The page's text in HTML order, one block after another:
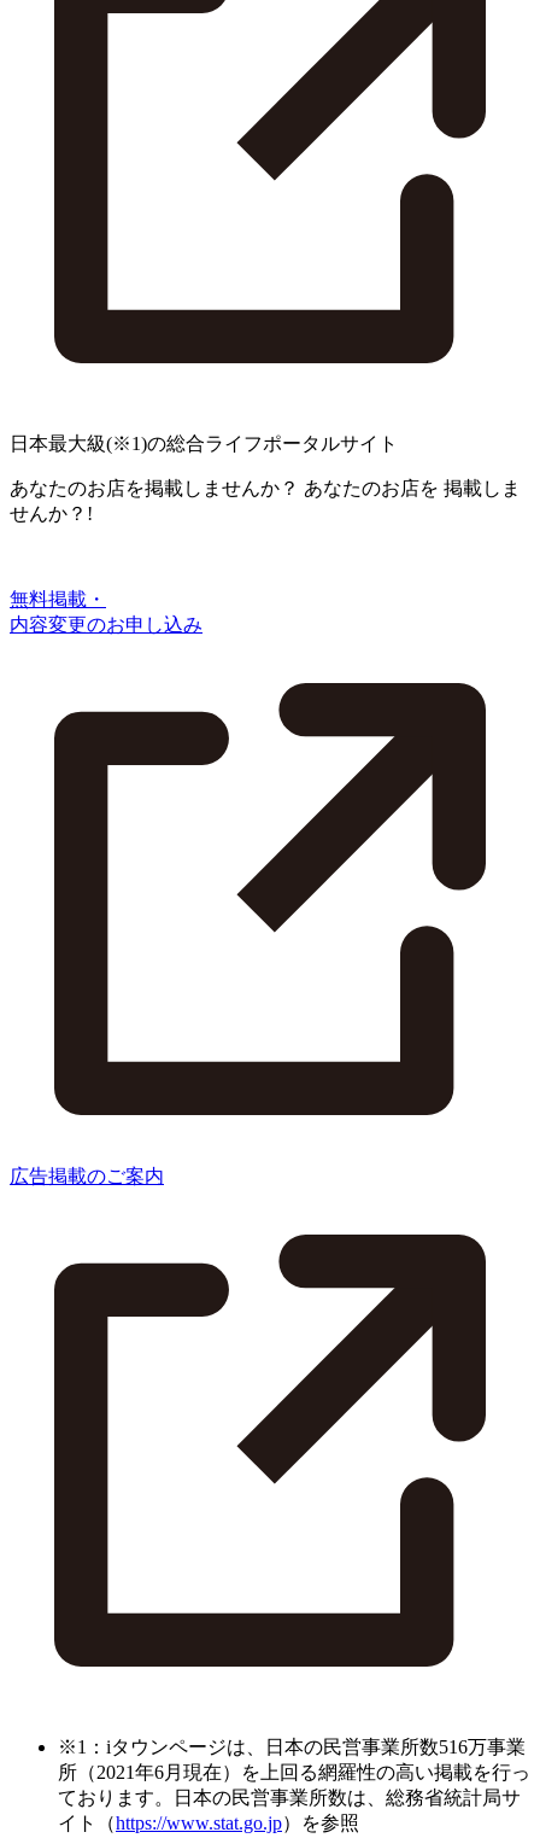
日本最大級(※1)の総合ライフポータルサイト
あなたのお店を掲載しませんか？ あなたのお店を 掲載しま
せんか？!
無料掲載・
内容変更のお申し込み
広告掲載のご案内
※1：iタウンページは、日本の民営事業所数516万事業
所（2021年6月現在）を上回る網羅性の高い掲載を行っ
ております。日本の民営事業所数は、総務省統計局サ
イト（https://www.stat.go.jp）を参照